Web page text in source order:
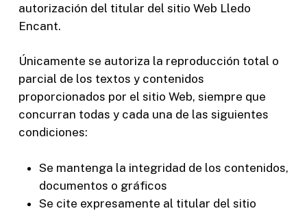
autorización del titular del sitio Web Lledo
Encant.
Únicamente se autoriza la reproducción total o
parcial de los textos y contenidos
proporcionados por el sitio Web, siempre que
concurran todas y cada una de las siguientes
condiciones:
Se mantenga la integridad de los contenidos,
documentos o gráficos
Se cite expresamente al titular del sitio